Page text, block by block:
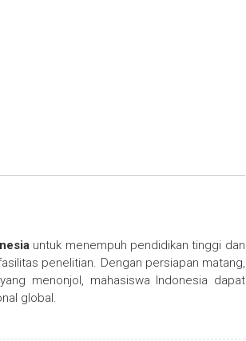
untuk menempuh pendidikan tinggi dan
penelitian. Dengan persiapan matang,
menonjol, mahasiswa Indonesia dapat
global.